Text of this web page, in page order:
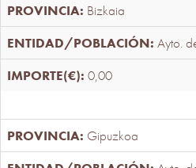
Bizkaia
Ayto.
0,00
Gipuzkoa